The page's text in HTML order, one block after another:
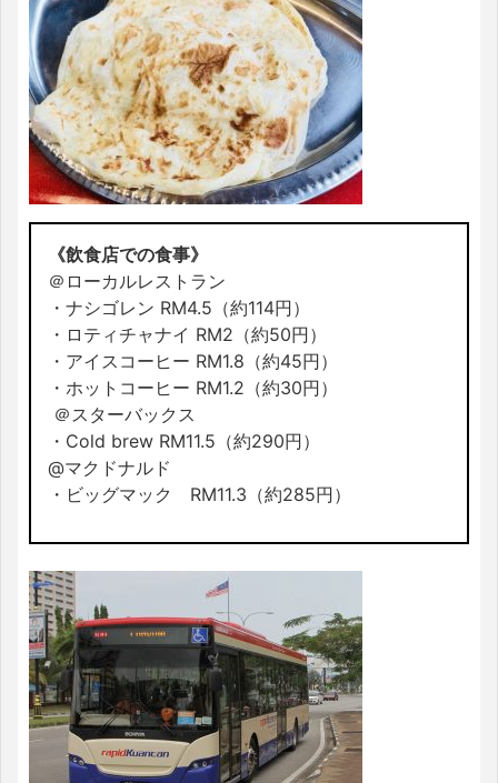
《飲食店での食事》
＠ローカルレストラン
・ナシゴレン RM4.5（約114円）
・ロティチャナイ RM2（約50円）
・アイスコーヒー RM1.8（約45円）
・ホットコーヒー RM1.2（約30円）
＠スターバックス
・Cold brew RM11.5（約290円）
@マクドナルド
・ビッグマック RM11.3（約285円）